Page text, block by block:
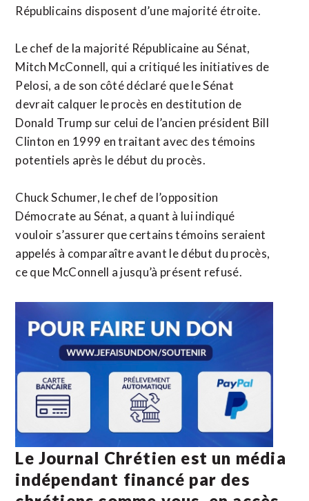
Républicains disposent d’une majorité étroite.
Le chef de la majorité Républicaine au Sénat,
Mitch McConnell, qui a critiqué les initiatives de
Pelosi, a de son côté déclaré que le Sénat
devrait calquer le procès en destitution de
Donald Trump sur celui de l’ancien président Bill
Clinton en 1999 en traitant avec des témoins
potentiels après le début du procès.
Chuck Schumer, le chef de l’opposition
Démocrate au Sénat, a quant à lui indiqué
vouloir s’assurer que certains témoins seraient
appelés à comparaître avant le début du procès,
ce que McConnell a jusqu’à présent refusé.
Le Journal Chrétien est un média
indépendant financé par des